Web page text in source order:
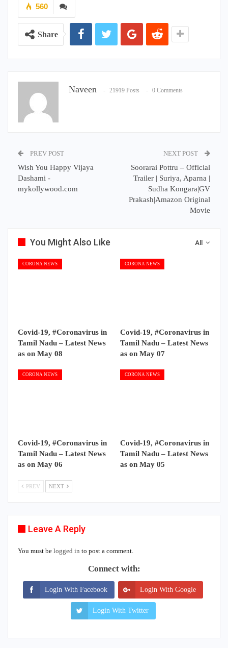
560
Share
Naveen 21919 Posts 0 Comments
PREV POST
Wish You Happy Vijaya
Dashami -
mykollywood.com
NEXT POST
Soorarai Pottru – Official
Trailer | Suriya, Aparna |
Sudha Kongara|GV
Prakash|Amazon Original
Movie
All
You Might Also Like
CORONA NEWS
Covid-19, #Coronavirus in
Tamil Nadu – Latest News
as on May 08
CORONA NEWS
Covid-19, #Coronavirus in
Tamil Nadu – Latest News
as on May 07
CORONA NEWS
Covid-19, #Coronavirus in
Tamil Nadu – Latest News
as on May 06
CORONA NEWS
Covid-19, #Coronavirus in
Tamil Nadu – Latest News
as on May 05
PREV NEXT
Leave A Reply
You must be logged in to post a comment.
Connect with:
Login With Facebook Login With Google
Login With Twitter